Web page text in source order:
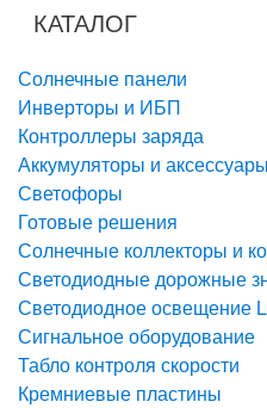
Перейти
навигации
Перейти
содержанию
КАТАЛОГ
Солнечные панели
Инверторы и ИБП
Контроллеры заряда
Аккумуляторы и аксессуары
Светофоры
Готовые решения
Солнечные коллекторы и
Светодиодные дорожные
Светодиодное освещение
Сигнальное оборудование
Табло контроля скорости
Кремниевые пластины